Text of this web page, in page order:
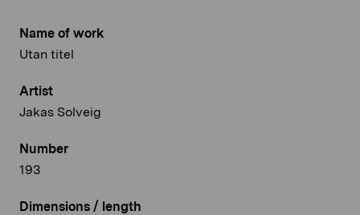
Name of work
Utan titel
Artist
Jakas Solveig
Number
193
Dimensions / length